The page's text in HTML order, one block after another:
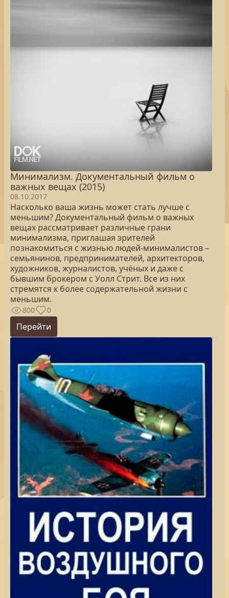
Минимализм. Документальный фильм о
важных вещах (2015)
08.10.2017
Насколько ваша жизнь может стать лучше с
меньшим? Документальный фильм о важных
вещах рассматривает различные грани
минимализма, приглашая зрителей
познакомиться с жизнью людей-минималистов –
семьянинов, предпринимателей, архитекторов,
художников, журналистов, учёных и даже с
бывшим брокером с Уолл Стрит. Все из них
стремятся к более содержательной жизни с
меньшим.
800 0
Перейти